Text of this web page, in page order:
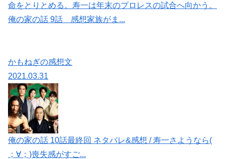
命をとりとめる。寿一は年末のプロレスの試合へ向かう。
俺の家の話 9話 感想家族がま...
かもねぎの感想文
2021.03.31
俺の家の話 10話最終回 ネタバレ&感想 / 寿一さようなら(
；∀；)喪失感がすご...